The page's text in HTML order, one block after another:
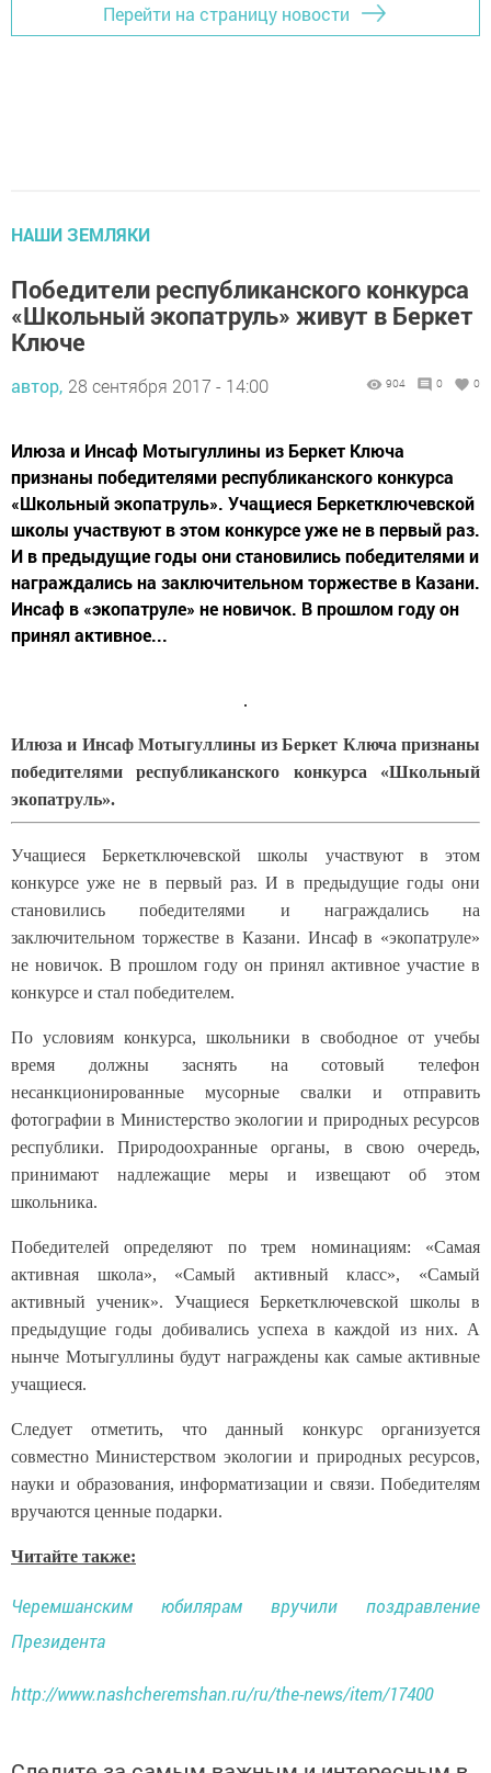
Перейти на страницу новости
НАШИ ЗЕМЛЯКИ
Победители республиканского конкурса
«Школьный экопатруль» живут в Беркет
Ключе
автор, 28 сентября 2017 - 14:00 904 0 0
Илюза и Инсаф Мотыгуллины из Беркет Ключа
признаны победителями республиканского конкурса
«Школьный экопатруль». Учащиеся Беркетключевской
школы участвуют в этом конкурсе уже не в первый раз.
И в предыдущие годы они становились победителями и
награждались на заключительном торжестве в Казани.
Инсаф в «экопатруле» не новичок. В прошлом году он
принял активное...
Илюза и Инсаф Мотыгуллины из Беркет Ключа признаны
победителями республиканского конкурса «Школьный
экопатруль».
Учащиеся Беркетключевской школы участвуют в этом
конкурсе уже не в первый раз. И в предыдущие годы они
становились победителями и награждались на
заключительном торжестве в Казани. Инсаф в «экопатруле»
не новичок. В прошлом году он принял активное участие в
конкурсе и стал победителем.
По условиям конкурса, школьники в свободное от учебы
время должны заснять на сотовый телефон
несанкционированные мусорные свалки и отправить
фотографии в Министерство экологии и природных ресурсов
республики. Природоохранные органы, в свою очередь,
принимают надлежащие меры и извещают об этом
школьника.
Победителей определяют по трем номинациям: «Самая
активная школа», «Самый активный класс», «Самый
активный ученик». Учащиеся Беркетключевской школы в
предыдущие годы добивались успеха в каждой из них. А
нынче Мотыгуллины будут награждены как самые активные
учащиеся.
Следует отметить, что данный конкурс организуется
совместно Министерством экологии и природных ресурсов,
науки и образования, информатизации и связи. Победителям
вручаются ценные подарки.
Читайте также:
Черемшанским юбилярам вручили поздравление
Президента
http://www.nashcheremshan.ru/ru/the-news/item/17400